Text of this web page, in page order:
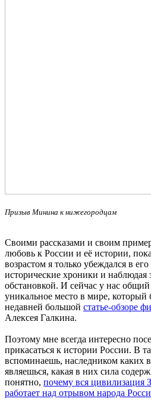
Призыв Минина к нижегородцам
Своими рассказами и своим
любовь к России и её истории,
возрастом я только убеждался в
исторические хроники и наблюдая
обстановкой. И сейчас у нас
уникальное место в мире,
недавней большой статье-обзоре
Алексея Галкина.
Поэтому мне всегда интересно
прикасаться к истории России. В
вспоминаешь, наследником каких
являешься, какая в них сила
понятно, почему вся цивилизация
работает над отрывом народа